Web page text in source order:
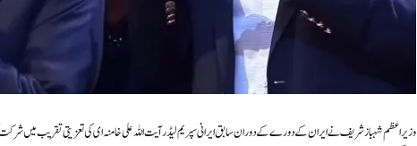
وزیراعظم شہباز شریف نے ایران کے دورے کے دوران سابق ایرانی سپریم لیڈر آیت اللہ علی خامنہ ای کی تعزیتی تقریب میں